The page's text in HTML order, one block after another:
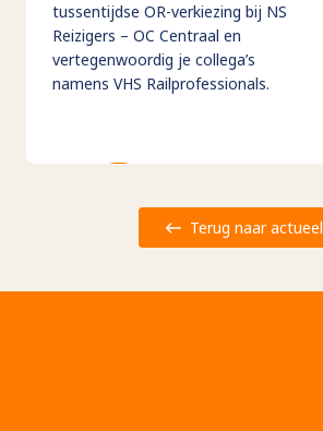
tussentijdse OR-verkiezing bij NS
Reizigers – OC Centraal en
vertegenwoordig je collega’s
namens VHS Railprofessionals.
Terug naar actueel